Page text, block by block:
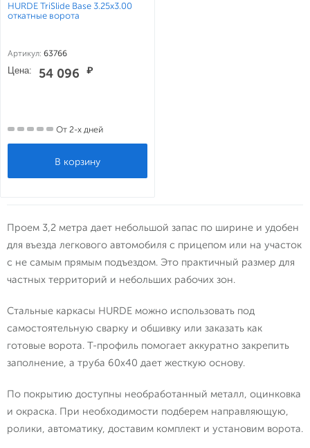
HURDE TriSlide Base 3.25x3.00
откатные ворота
Артикул: 63766
Цена: 54 096 ₽
От 2-х дней
Проем 3,2 метра дает небольшой запас по ширине и удобен
для въезда легкового автомобиля с прицепом или на участок
с не самым прямым подъездом. Это практичный размер для
частных территорий и небольших рабочих зон.
Стальные каркасы HURDE можно использовать под
самостоятельную сварку и обшивку или заказать как
готовые ворота. Т-профиль помогает аккуратно закрепить
заполнение, а труба 60х40 дает жесткую основу.
По покрытию доступны необработанный металл, оцинковка
и окраска. При необходимости подберем направляющую,
ролики, автоматику, доставим комплект и установим ворота.